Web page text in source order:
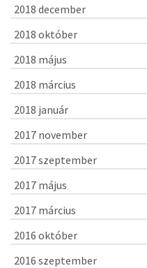
2018 december
2018 október
2018 május
2018 március
2018 január
2017 november
2017 szeptember
2017 május
2017 március
2016 október
2016 szeptember